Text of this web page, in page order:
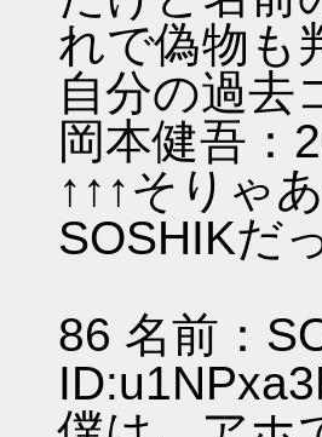
れで偽物も
自分の過去
岡本健吾：
↑↑↑そりゃ
86 名前：